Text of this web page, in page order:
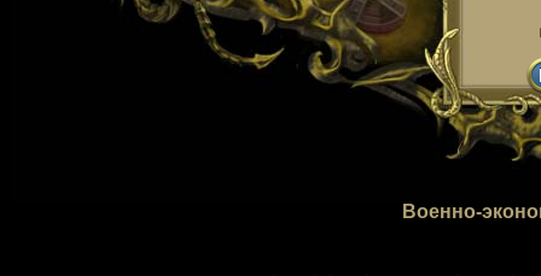
Военно-